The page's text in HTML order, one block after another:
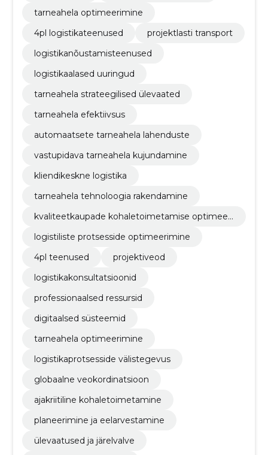
tarneahela optimeerimine
4pl logistikateenused
projektlasti transport
logistikanõustamisteenused
logistikaalased uuringud
tarneahela strateegilised ülevaated
tarneahela efektiivsus
automaatsete tarneahela lahenduste
vastupidava tarneahela kujundamine
kliendikeskne logistika
tarneahela tehnoloogia rakendamine
kvaliteetkaupade kohaletoimetamise optimeeri
logistiliste protsesside optimeerimine
4pl teenused
projektiveod
logistikakonsultatsioonid
professionaalsed ressursid
digitaalsed süsteemid
tarneahela optimeerimine
logistikaprotsesside välistegevus
globaalne veokordinatsioon
ajakriitiline kohaletoimetamine
planeerimine ja eelarvestamine
ülevaatused ja järelvalve